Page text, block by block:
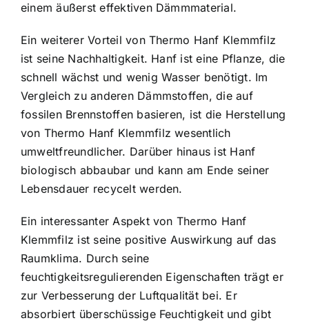
einem äußerst effektiven Dämmmaterial.
Ein weiterer Vorteil von Thermo Hanf Klemmfilz
ist seine Nachhaltigkeit. Hanf ist eine Pflanze, die
schnell wächst und wenig Wasser benötigt. Im
Vergleich zu anderen Dämmstoffen, die auf
fossilen Brennstoffen basieren, ist die Herstellung
von Thermo Hanf Klemmfilz wesentlich
umweltfreundlicher. Darüber hinaus ist Hanf
biologisch abbaubar und kann am Ende seiner
Lebensdauer recycelt werden.
Ein interessanter Aspekt von Thermo Hanf
Klemmfilz ist seine positive Auswirkung auf das
Raumklima. Durch seine
feuchtigkeitsregulierenden Eigenschaften trägt er
zur Verbesserung der Luftqualität bei. Er
absorbiert überschüssige Feuchtigkeit und gibt